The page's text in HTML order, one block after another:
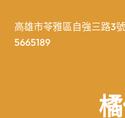
高雄市苓雅區自強三路3
5665189